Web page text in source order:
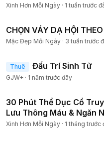
Xinh Hơn Mỗi Ngày · 1 tuần trước
CHỌN VÁY DẠ HỘI
Mặc Đẹp Mỗi Ngày · 3 tuần trước
Thuê Đấu Trí Sinh Tử
GJW+ · 1 năm trước đây
30 Phút Thể Dục Cổ
Lưu Thông Máu & Ngăn
Xinh Hơn Mỗi Ngày · 1 tháng trước